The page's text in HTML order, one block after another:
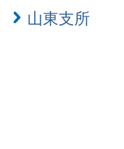
山東支所